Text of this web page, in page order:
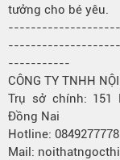
tưởng cho bé yêu.
-----------
CÔNG TY TNHH
Trụ sở chính: 151
Đồng Nai
Hotline:
Mail: